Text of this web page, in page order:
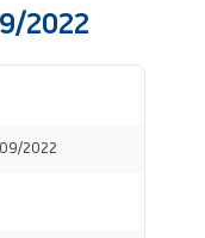
2022
2022